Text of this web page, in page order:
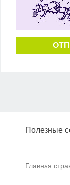
Полезные
Главная